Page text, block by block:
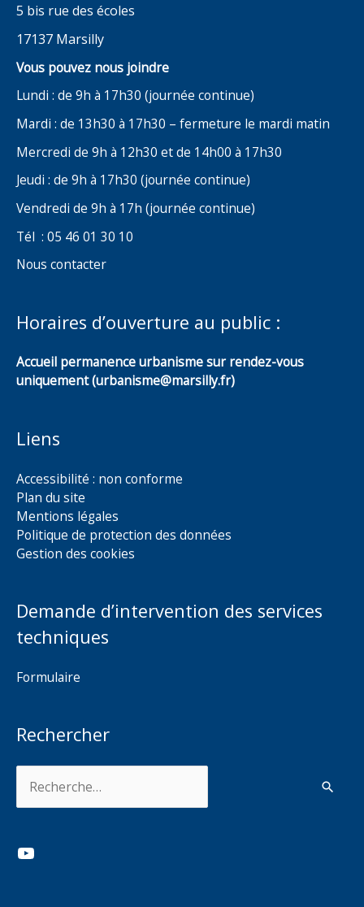
5 bis rue des écoles
17137 Marsilly
Vous pouvez nous joindre
Lundi : de 9h à 17h30 (journée continue)
Mardi : de 13h30 à 17h30 – fermeture le mardi matin
Mercredi de 9h à 12h30 et de 14h00 à 17h30
Jeudi : de 9h à 17h30 (journée continue)
Vendredi de 9h à 17h (journée continue)
Tél : 05 46 01 30 10
Nous contacter
Horaires d’ouverture au public :
Accueil permanence urbanisme sur rendez-vous
uniquement (urbanisme@marsilly.fr)
Liens
Accessibilité : non conforme
Plan du site
Mentions légales
Politique de protection des données
Gestion des cookies
Demande d’intervention des services
techniques
Formulaire
Rechercher
YouTube